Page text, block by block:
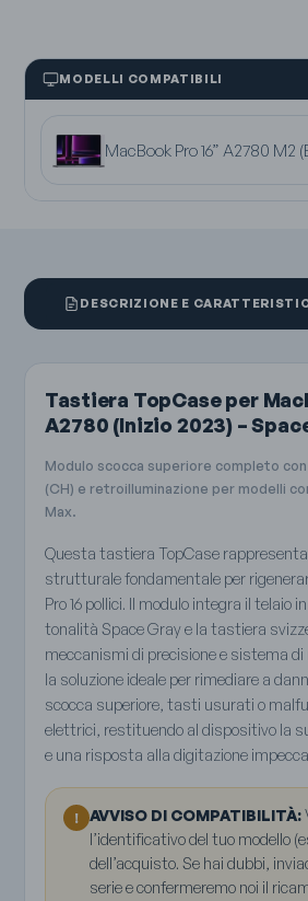
MODELLI COMPATIBILI
MacBook Pro 16” A2780 M2
DESCRIZIONE E
Tastiera TopCase per
A2780 (Inizio 2023) –
Modulo scocca superiore completo
(CH) e retroilluminazione per modelli
Max.
Questa tastiera TopCase
strutturale fondamentale per
Pro 16 pollici. Il modulo integra il telaio
tonalità Space Gray e la tastiera
meccanismi di precisione e sistema di
la soluzione ideale per rimediare a
scocca superiore, tasti usurati o
elettrici, restituendo al dispositivo la
e una risposta alla digitazione
! AVVISO DI COMPATIBILITÀ:
l’identificativo del tuo modello
dell’acquisto. Se hai dubbi,
serie e confermeremo noi il